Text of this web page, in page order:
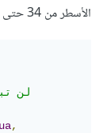
الأسطر من 34 حتى 39:
,